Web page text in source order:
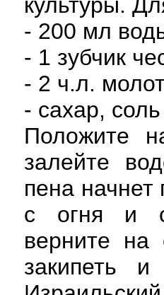
- 200 мл
- 1 зубчик
- 2 ч.л.
- сахар,
Положите
залейте
пена
с огня и
верните на
закипеть